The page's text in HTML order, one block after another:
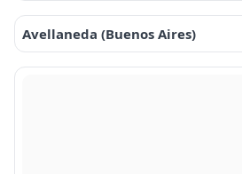
Avellaneda (Buenos Aires)